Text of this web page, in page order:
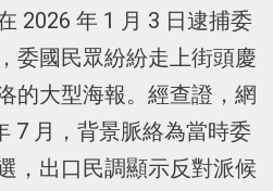
2026 年 1 月 3 日逮捕委
委國民眾紛紛走上街頭慶
的大型海報。經查證，網
7 月，背景脈絡為當時委
，出口民調顯示反對派候